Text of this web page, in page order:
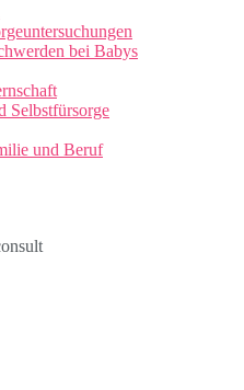
bei Babys
Selbstfürsorge
und Beruf